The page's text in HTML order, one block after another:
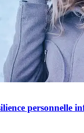
personnelle